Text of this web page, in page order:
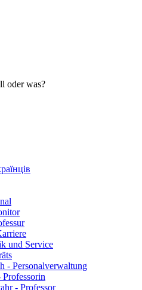
oder was?
und Service
- Personalverwaltung
- Professor